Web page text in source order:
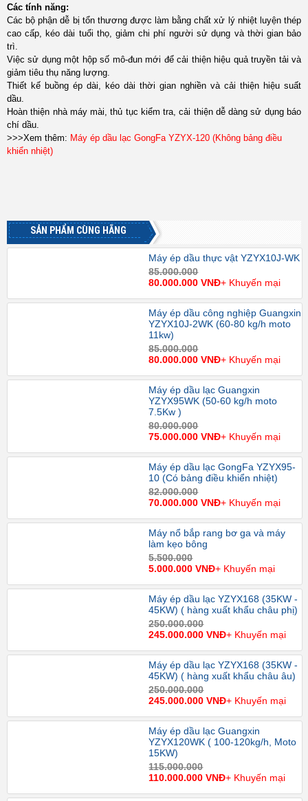
Các tính năng:
Các bộ phận dễ bị tổn thương được làm bằng chất xử lý nhiệt luyện thép
cao cấp, kéo dài tuổi thọ, giảm chi phí người sử dụng và thời gian bảo
trì.
Việc sử dụng một hộp số mô-đun mới để cải thiện hiệu quả truyền tải và
giảm tiêu thụ năng lượng.
Thiết kế buồng ép dài, kéo dài thời gian nghiền và cải thiện hiệu suất
dầu.
Hoàn thiện nhà máy mài, thủ tục kiểm tra, cải thiện dễ dàng sử dụng báo
chí dầu.
>>>Xem thêm: Máy ép dầu lạc GongFa YZYX-120 (Không bảng điều
khiển nhiệt)
SẢN PHẨM CÙNG HÃNG
Máy ép dầu thực vật YZYX10J-WK
85.000.000
80.000.000 VNĐ+ Khuyến mại
Máy ép dầu công nghiệp Guangxin
YZYX10J-2WK (60-80 kg/h moto
11kw)
85.000.000
80.000.000 VNĐ+ Khuyến mại
Máy ép dầu lạc Guangxin
YZYX95WK (50-60 kg/h moto
7.5Kw )
80.000.000
75.000.000 VNĐ+ Khuyến mại
Máy ép dầu lạc GongFa YZYX95-
10 (Có bảng điều khiển nhiệt)
82.000.000
70.000.000 VNĐ+ Khuyến mại
Máy nổ bắp rang bơ ga và máy
làm kẹo bông
5.500.000
5.000.000 VNĐ+ Khuyến mại
Máy ép dầu lạc YZYX168 (35KW -
45KW) ( hàng xuất khẩu châu phị)
250.000.000
245.000.000 VNĐ+ Khuyến mại
Máy ép dầu lạc YZYX168 (35KW -
45KW) ( hàng xuất khẩu châu âu)
250.000.000
245.000.000 VNĐ+ Khuyến mại
Máy ép dầu lạc Guangxin
YZYX120WK ( 100-120kg/h, Moto
15KW)
115.000.000
110.000.000 VNĐ+ Khuyến mại